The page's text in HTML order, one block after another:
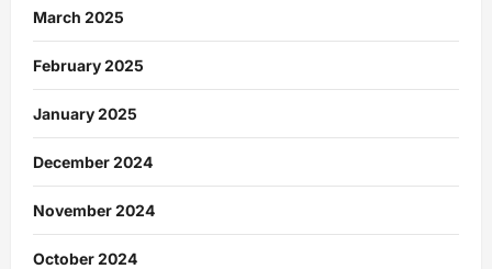
March 2025
February 2025
January 2025
December 2024
November 2024
October 2024